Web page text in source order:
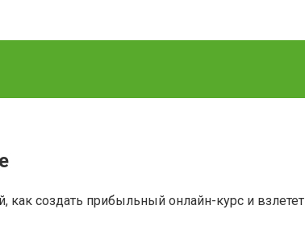
создать прибыльный онлайн-курс и